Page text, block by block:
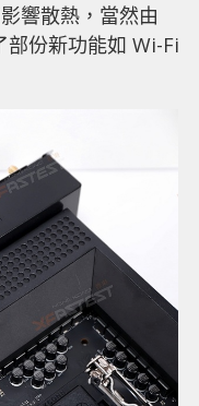
響散熱，當然由
部份新功能如 Wi-Fi